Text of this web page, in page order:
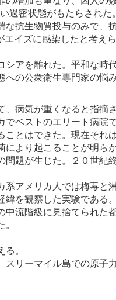
密状態がもたらされ
抗生物質投与のみで、
イズに感染したと考え
アを離れた。平和な時
の公衆衛生専門家の悩
病気が重くなると指
ベストのエリート病院
とはできた。現在それ
より起こることが明ら
題が生じた。２０世
アメリカ人では梅毒
を観察した実験である。
流階級に見捨てられた
える。
リーマイル島での原子